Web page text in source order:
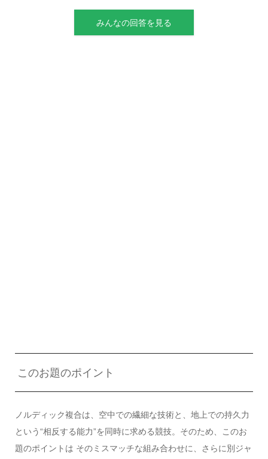
みんなの回答を見る
このお題のポイント
ノルディック複合は、空中での繊細な技術と、地上での持久力
という“相反する能力”を同時に求める競技。そのため、このお
題のポイントは そのミスマッチな組み合わせに、さらに別ジャ